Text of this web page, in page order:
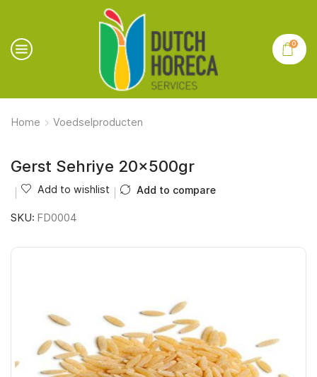
0
Home Voedselproducten
Gerst Sehriye 20x500gr
Add to wishlist Add to compare
SKU: FD0004